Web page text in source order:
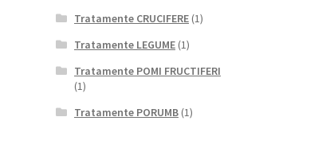
Tratamente CRUCIFERE(1)
Tratamente LEGUME(1)
Tratamente POMI FRUCTIFERI
(1)
Tratamente PORUMB(1)